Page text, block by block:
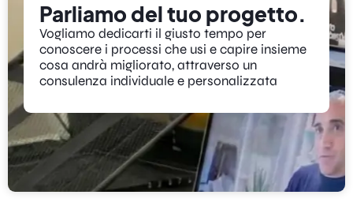
Parliamo del tuo progetto.
Vogliamo dedicarti il giusto tempo per
conoscere i processi che usi e capire insieme
cosa andrà migliorato, attraverso un
consulenza individuale e personalizzata